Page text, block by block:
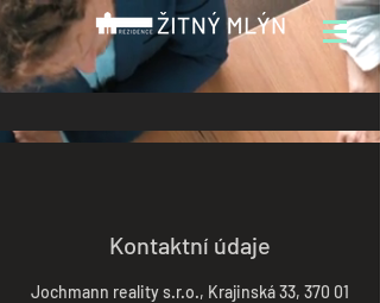
Kontaktní údaje
Jochmann reality s.r.o., Krajinská 33, 370 01